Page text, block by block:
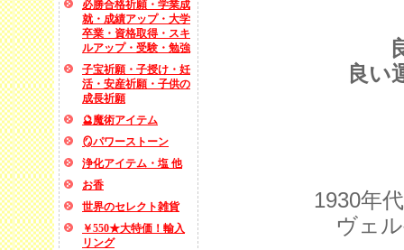
必勝合格祈願・学業成
就・成績アップ・大学
卒業・資格取得・スキ
ルアップ・受験・勉強
子宝祈願・子授け・妊
活・安産祈願・子供の
成長祈願
🔮魔術アイテム
🪞パワーストーン
浄化アイテム・塩 他
お香
世界のセレクト雑貨
￥550★大特価！輸入
リング
良い
1930年
ヴェ